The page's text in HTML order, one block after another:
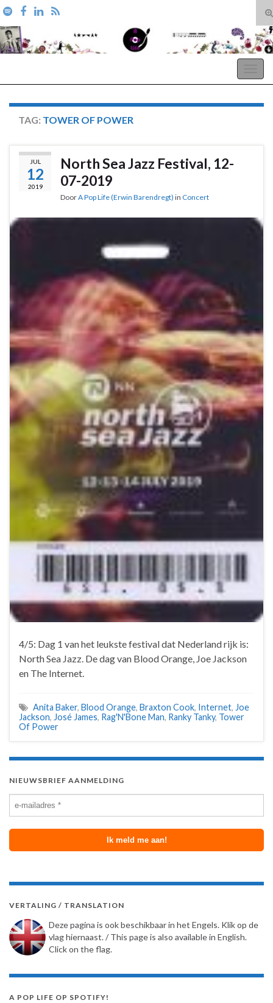
Search for:
TAG: TOWER OF POWER
JUL
12
2019
North Sea Jazz Festival, 12-
07-2019
DoorA Pop Life (Erwin Barendregt) in Concert
4/5: Dag 1 van het leukste festival dat Nederland rijk is:
North Sea Jazz. De dag van Blood Orange, Joe Jackson
en The Internet.
Anita Baker, Blood Orange, Braxton Cook, Internet, Joe
Jackson, José James, Rag'N'Bone Man, Ranky Tanky, Tower
Of Power
NIEUWSBRIEF AANMELDING
VERTALING / TRANSLATION
Deze pagina is ook beschikbaar in het Engels. Klik op de
vlag hiernaast. / This page is also available in English.
Click on the flag.
A POP LIFE OP SPOTIFY!